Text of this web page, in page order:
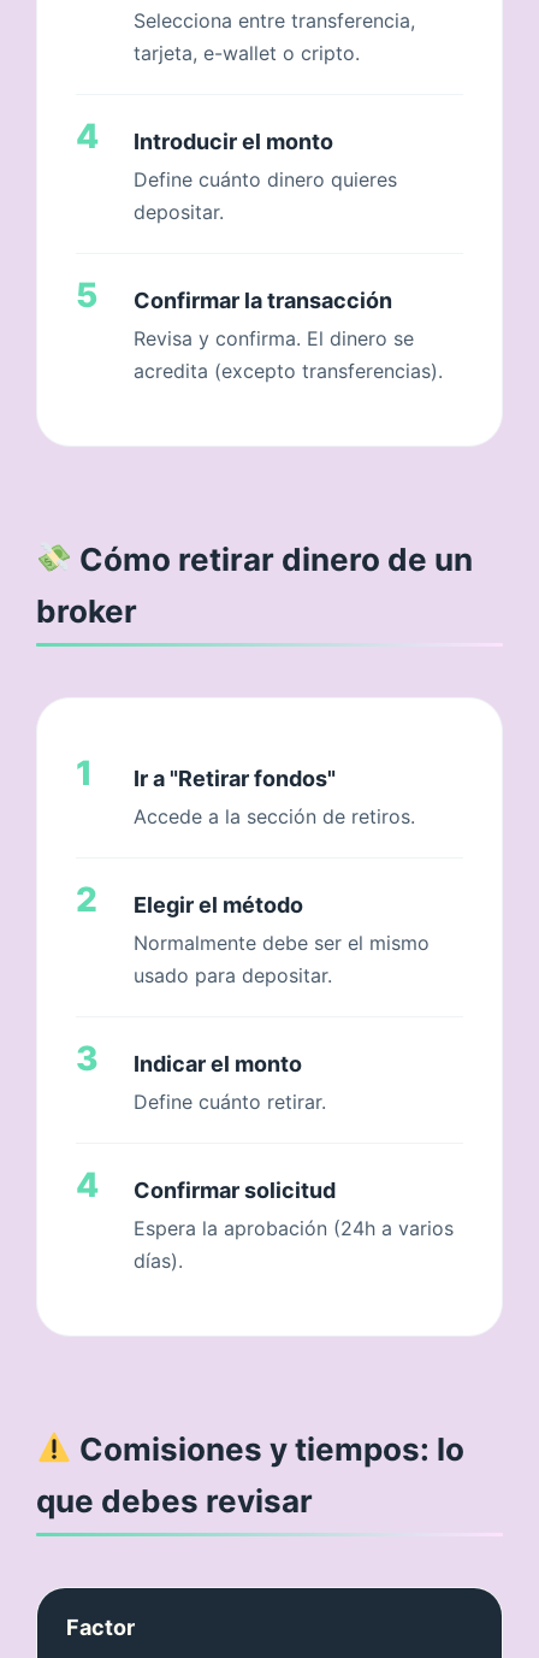
Selecciona entre transferencia,
tarjeta, e-wallet o cripto.
4 Introducir el monto
Define cuánto dinero quieres
depositar.
5 Confirmar la transacción
Revisa y confirma. El dinero se
acredita (excepto transferencias).
Cómo retirar dinero de un
broker
1 Ir a "Retirar fondos"
Accede a la sección de retiros.
2 Elegir el método
Normalmente debe ser el mismo
usado para depositar.
3 Indicar el monto
Define cuánto retirar.
4 Confirmar solicitud
Espera la aprobación (24h a varios
días).
Comisiones y tiempos: lo
que debes revisar
Factor